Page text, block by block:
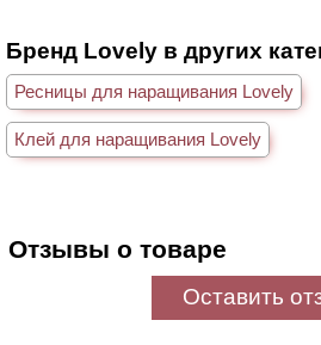
Бренд Lovely в других
Ресницы для наращивания Lovely
Клей для наращивания Lovely
Отзывы о товаре
Оставить